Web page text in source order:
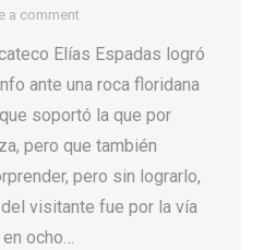
a comment
Elías Espadas logró
ante una roca floridana
soportó la que por
pero que también
pero sin lograrlo,
visitante fue por la vía
ocho…